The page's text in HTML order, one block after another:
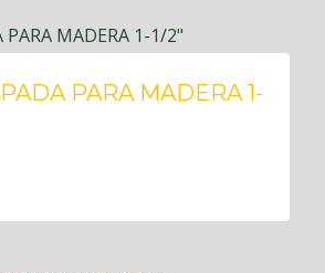
PARA MADERA 1-